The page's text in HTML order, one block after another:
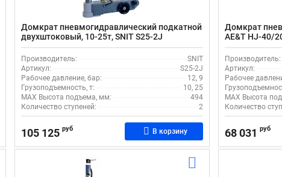
Домкрат пневмогидравлический подкатной
двухштоковый, 10-25т, SNIT S25-2J
Производитель:
SNIT
Артикул:
S25-2J
Рабочее давление, бар:
12, 9
Грузоподъемность, т:
10, 25
MAX Высота подъема, мм:
494
Количество ступеней:
2
105 125 руб В корзину
Домкрат
AE&T HJ-40/
445 мм
Производитель:
Артикул:
Рабочее
MAX Высота
Количество
68 031 руб